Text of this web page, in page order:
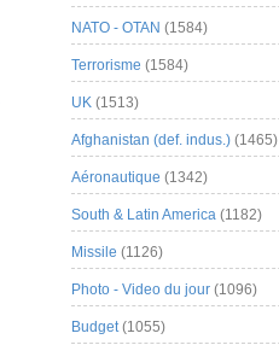
NATO - OTAN (1584)
Terrorisme (1584)
UK (1513)
Afghanistan (def. indus.) (1465)
Aéronautique (1342)
South & Latin America (1182)
Missile (1126)
Photo - Video du jour (1096)
Budget(1055)